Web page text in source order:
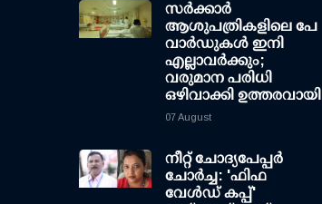
സര്‍ക്കാര്‍
ആശുപത്രികളിലെ പേ
വാര്‍ഡുകള്‍ ഇനി
എല്ലാവര്‍ക്കും;
വരുമാന പരിധി
ഒഴിവാക്കി ഉത്തരവായി
07 August
നീറ്റ് ചോദ്യപേപ്പര്‍
ചോര്‍ച്ച: 'ഫിഫ
വേള്‍ഡ് കപ്പ്'